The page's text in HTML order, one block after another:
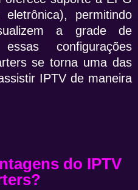
permitindo
a grade de
configurações
se torna uma das
IPTV de maneira
do IPTV